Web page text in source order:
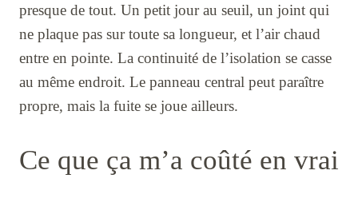
presque de tout. Un petit jour au seuil, un joint qui
ne plaque pas sur toute sa longueur, et l’air chaud
entre en pointe. La continuité de l’isolation se casse
au même endroit. Le panneau central peut paraître
propre, mais la fuite se joue ailleurs.
Ce que ça m’a coûté en vrai